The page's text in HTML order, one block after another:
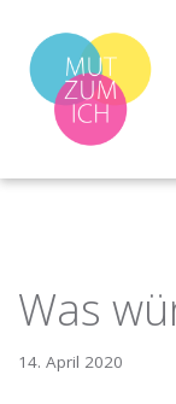
Zum
Inhalt
springen
Was
14. April 2020